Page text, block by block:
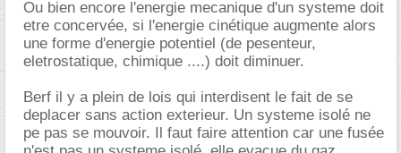
Ou bien encore l'energie mecanique d'un systeme doit
etre concervée, si l'energie cinétique augmente alors
une forme d'energie potentiel (de pesenteur,
eletrostatique, chimique ....) doit diminuer.
Berf il y a plein de lois qui interdisent le fait de se
deplacer sans action exterieur. Un systeme isolé ne
pe pas se mouvoir. Il faut faire attention car une fusée